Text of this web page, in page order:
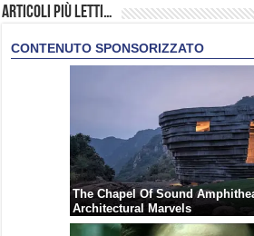
Articoli più Letti…